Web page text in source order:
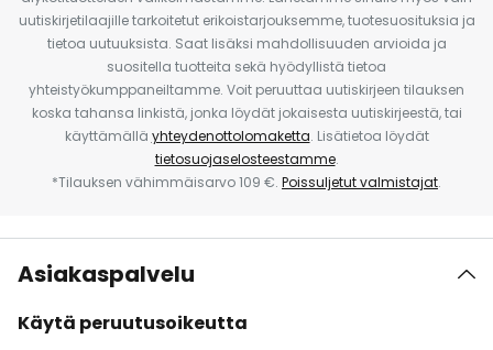
uutiskirjetilaajille tarkoitetut erikoistarjouksemme, tuotesuosituksia ja
tietoa uutuuksista. Saat lisäksi mahdollisuuden arvioida ja
suositella tuotteita sekä hyödyllistä tietoa
yhteistyökumppaneiltamme. Voit peruuttaa uutiskirjeen tilauksen
koska tahansa linkistä, jonka löydät jokaisesta uutiskirjeestä, tai
käyttämällä yhteydenottolomaketta. Lisätietoa löydät
tietosuojaselosteestamme.
*Tilauksen vähimmäisarvo 109 €. Poissuljetut valmistajat.
Asiakaspalvelu
Käytä peruutusoikeutta